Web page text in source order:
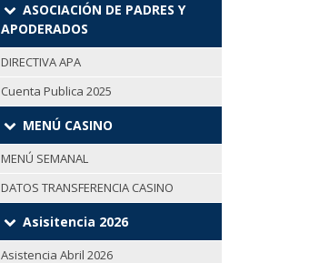
ASOCIACIÓN DE PADRES Y
APODERADOS
DIRECTIVA APA
Cuenta Publica 2025
MENÚ CASINO
MENÚ SEMANAL
DATOS TRANSFERENCIA CASINO
Asisitencia 2026
Asistencia Abril 2026